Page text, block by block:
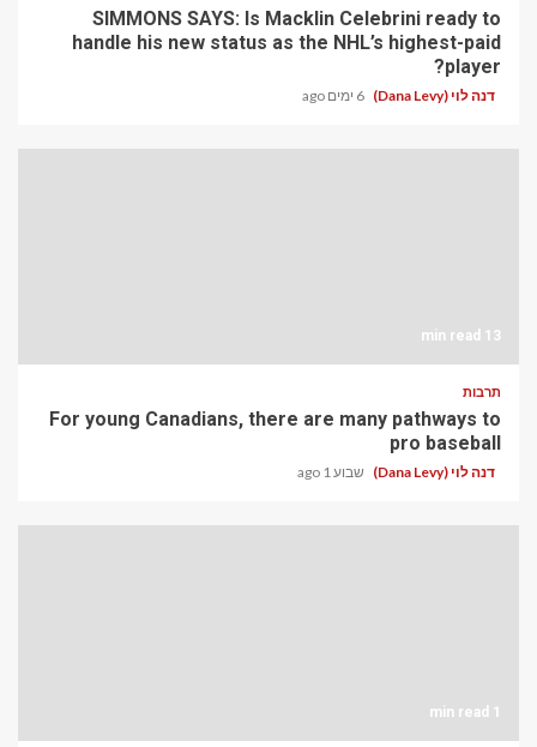
SIMMONS SAYS: Is Macklin Celebrini ready to
handle his new status as the NHL’s highest-paid
player?
דנה לוי (Dana Levy) 6 ימים ago
13 min read
תרבות
For young Canadians, there are many pathways to
pro baseball
דנה לוי (Dana Levy) שבוע 1 ago
1 min read